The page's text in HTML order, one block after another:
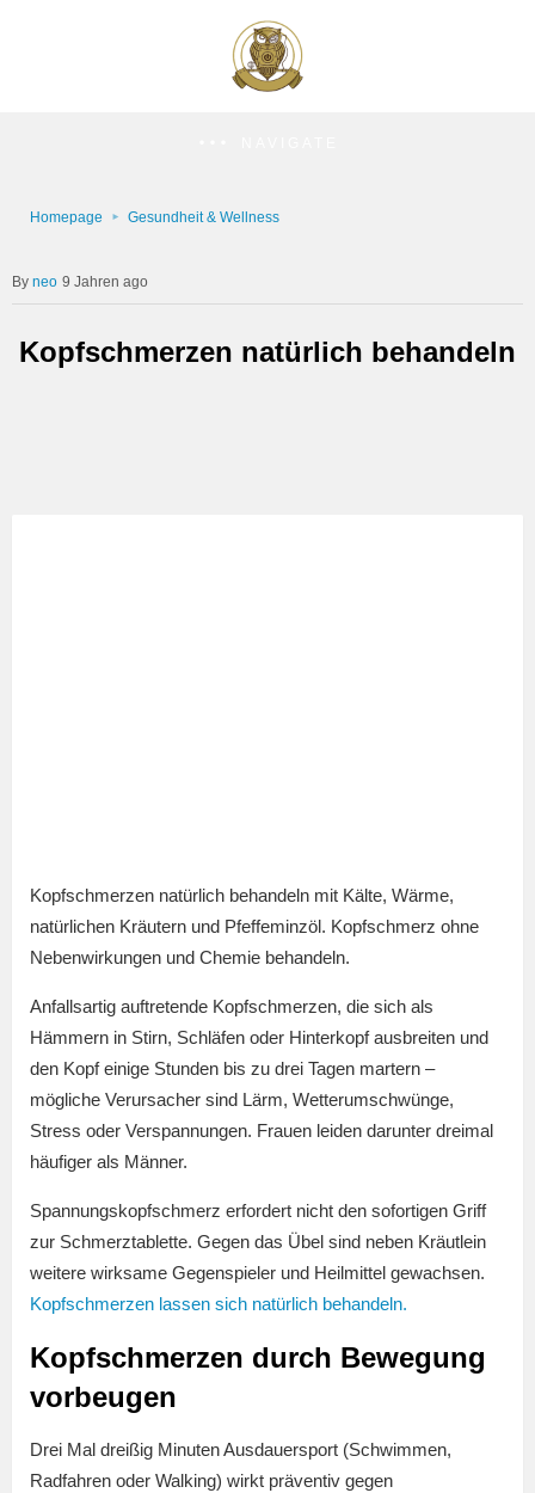
Homepage Gesundheit & Wellness
neo 9 Jahren ago
Kopfschmerzen natürlich behandeln
Kopfschmerzen natürlich behandeln mit Kälte, Wärme,
natürlichen Kräutern und Pfeffeminzöl. Kopfschmerz ohne
Nebenwirkungen und Chemie behandeln.
Anfallsartig auftretende Kopfschmerzen, die sich als
Hämmern in Stirn, Schläfen oder Hinterkopf ausbreiten und
den Kopf einige Stunden bis zu drei Tagen martern –
mögliche Verursacher sind Lärm, Wetterumschwünge,
Stress oder Verspannungen. Frauen leiden darunter dreimal
häufiger als Männer.
Spannungskopfschmerz erfordert nicht den sofortigen Griff
zur Schmerztablette. Gegen das Übel sind neben Kräutlein
weitere wirksame Gegenspieler und Heilmittel gewachsen.
Kopfschmerzen lassen sich natürlich behandeln.
Kopfschmerzen durch Bewegung
vorbeugen
Drei Mal dreißig Minuten Ausdauersport (Schwimmen,
Radfahren oder Walking) wirkt präventiv gegen